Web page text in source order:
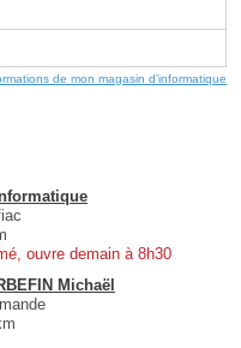
de mon magasin d'informatique
ouvre demain à 8h30
Michaël